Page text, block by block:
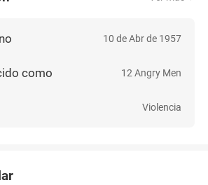
campo calentaron tanto el set
con ellos durante dos
que se hartaran, se
10 de Abr de 1957
como 12 Angry Men
Violencia